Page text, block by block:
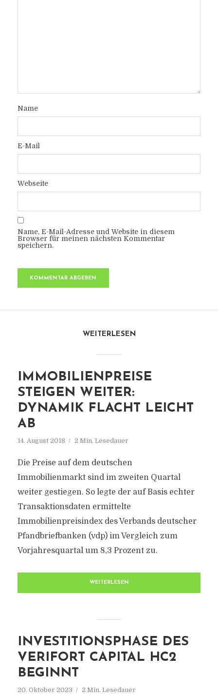
Name
E-Mail
Webseite
Name, E-Mail-Adresse und Website in diesem
Browser für meinen nächsten Kommentar
speichern.
WEITERLESEN
IMMOBILIENPREISE
STEIGEN WEITER:
DYNAMIK FLACHT LEICHT
AB
14. August 2018 2 Min. Lesedauer
Die Preise auf dem deutschen
Immobilienmarkt sind im zweiten Quartal
weiter gestiegen. So legte der auf Basis echter
Transaktionsdaten ermittelte
Immobilienpreisindex des Verbands deutscher
Pfandbriefbanken (vdp) im Vergleich zum
Vorjahresquartal um 8,3 Prozent zu.
WEITERLESEN
INVESTITIONSPHASE DES
VERIFORT CAPITAL HC2
BEGINNT
20. Oktober 2023 2 Min. Lesedauer